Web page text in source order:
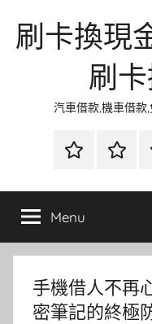
刷卡換現
刷
汽車借款,機車借款
首
當
金
Menu
手機借人不再
密筆記的終極